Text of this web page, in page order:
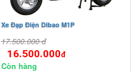
Xe Đạp Điện Dibao M1P
17.500.000 đ
16.500.000đ
Còn hàng